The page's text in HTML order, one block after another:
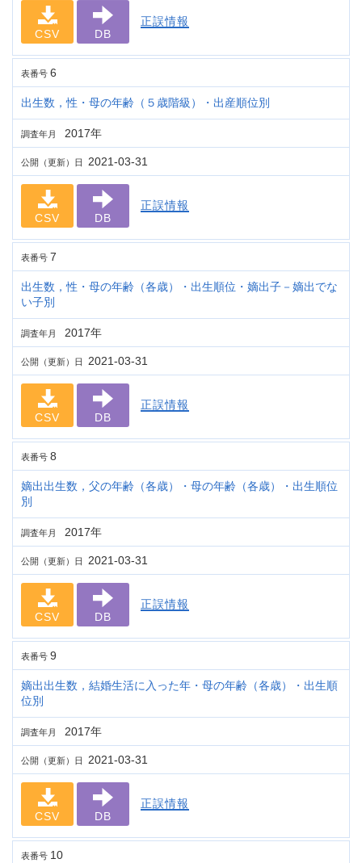
CSV DB
正誤情報
表番号 6
出生数，性・母の年齢（５歳階級）・出産順位別
調査年月 2017年
公開（更新）日 2021-03-31
CSV DB
正誤情報
表番号 7
出生数，性・母の年齢（各歳）・出生順位・嫡出子－嫡出でな
い子別
調査年月 2017年
公開（更新）日 2021-03-31
CSV DB
正誤情報
表番号 8
嫡出出生数，父の年齢（各歳）・母の年齢（各歳）・出生順位
別
調査年月 2017年
公開（更新）日 2021-03-31
CSV DB
正誤情報
表番号 9
嫡出出生数，結婚生活に入った年・母の年齢（各歳）・出生順
位別
調査年月 2017年
公開（更新）日 2021-03-31
CSV DB
正誤情報
表番号 10